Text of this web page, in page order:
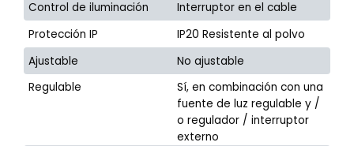
Control de iluminación
Interruptor en el cable
Protección IP
IP20 Resistente al polvo
Ajustable
No ajustable
Regulable
Sí, en combinación con una
fuente de luz regulable y /
o regulador / interruptor
externo